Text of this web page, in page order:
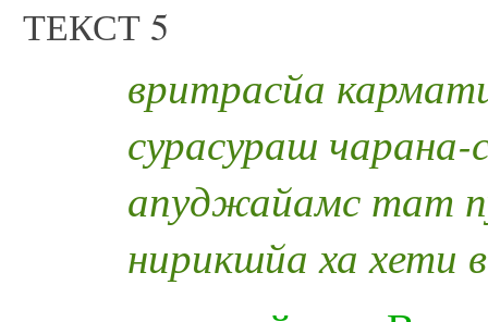
ТЕКСТ 5
вритрасйа
сурасураш чарана-
апуджайамс тат
нирикшйа ха хети